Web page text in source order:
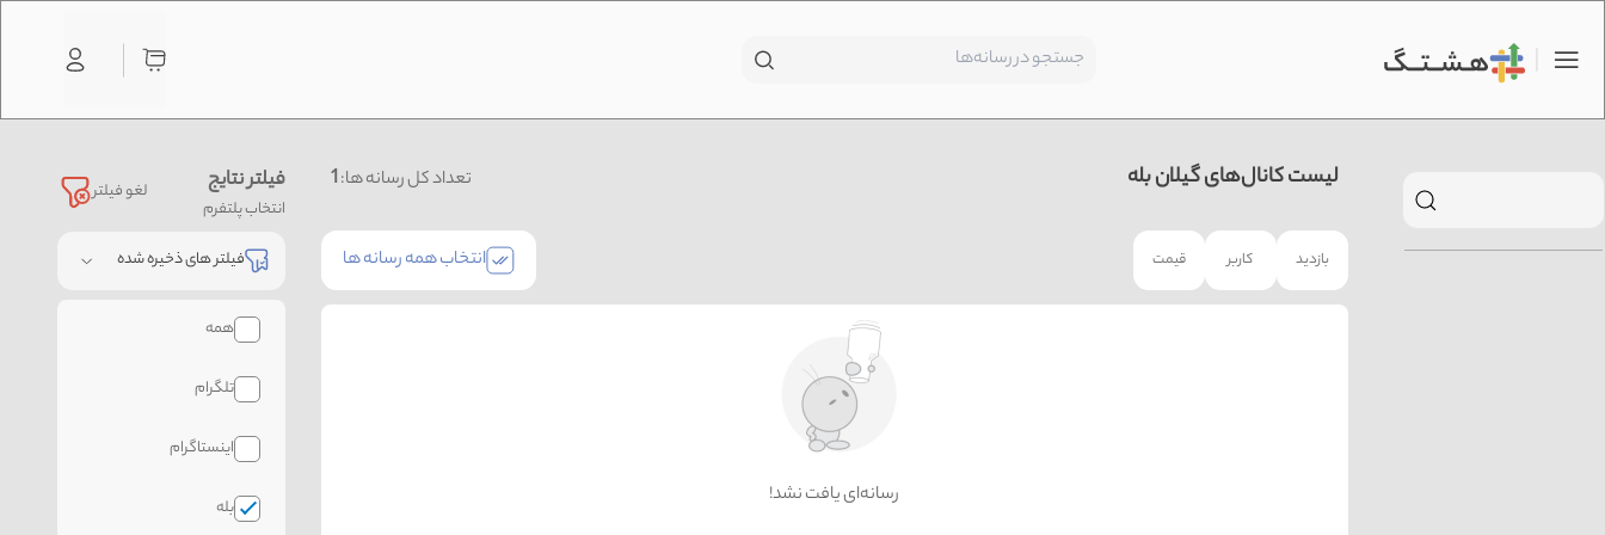
لغو فیلتر فیلتر نتایج
انتخاب پلتفرم
فیلتر های ذخیره شده
همه
تلگرام
اینستاگرام
بله
تعداد کل رسانه ها:1 لیست کانال‌های گیلان بله
انتخاب همه رسانه ها قیمت کاربر بازدید
!رسانه‌ای یافت نشد